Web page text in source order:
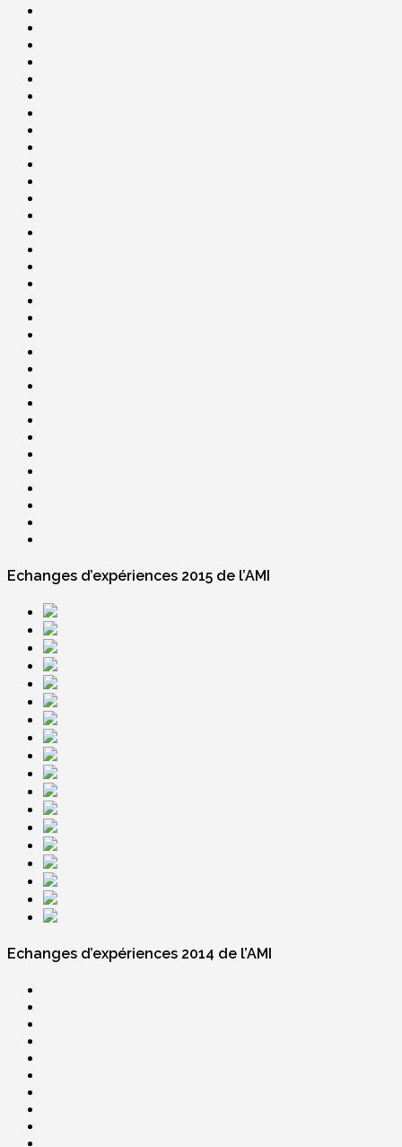
Echanges d’expériences 2015 de l’AMI
Echanges d’expériences 2014 de l’AMI